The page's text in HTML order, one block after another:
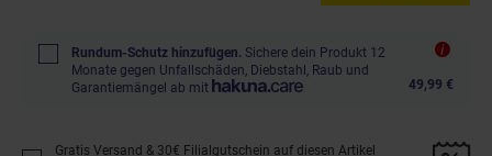
Rundum-Schutz hinzufügen. Sichere dein Produkt 12
Monate gegen Unfallschäden, Diebstahl, Raub und
Garantiemängel ab mit
49,99 €
Gratis Versand & 30€ Filialgutschein auf diesen Artikel